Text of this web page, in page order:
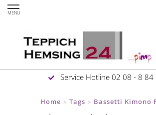
MENU
Service Hotline 02 08 - 8 84
Home > Tags > Bassetti Kimono